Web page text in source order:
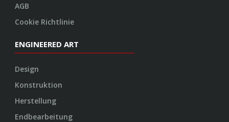
AGB
Cookie Richtlinie
ENGINEERED ART
Design
Konstruktion
Herstellung
Endbearbeitung